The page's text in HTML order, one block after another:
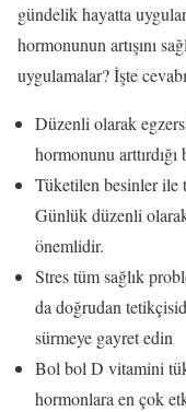
gündelik hayatta
hormonunun artışını
uygulamalar? İşte
Düzenli olarak
hormonunu
Tüketilen besinler ile
Günlük düzenli
önemlidir.
Stres tüm sağlık
da doğrudan
sürmeye gayret edin
Bol bol D vitamini
hormonlara en çok